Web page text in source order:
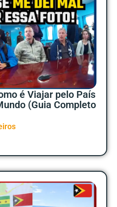
é Viajar pelo País
(Guia Completo